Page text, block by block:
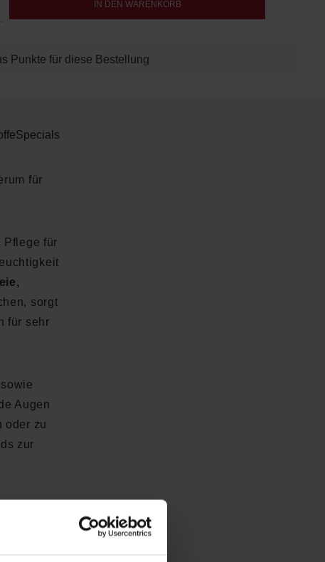
IN DEN WARENKORB
Punkte für diese Bestellung
Specials
für
Pflege für
sorgt
für sehr
Augen
oder zu
zur